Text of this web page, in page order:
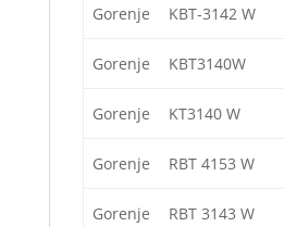
Gorenje KBT-3142 W
Gorenje KBT3140W
Gorenje KT3140 W
Gorenje RBT 4153 W
Gorenje RBT 3143 W